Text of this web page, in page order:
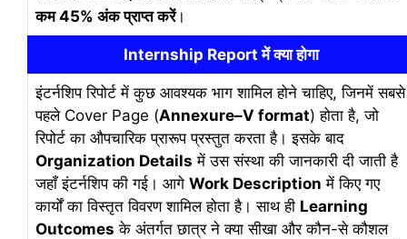
कम 45% अंक प्राप्त करें।
Internship Report में क्या होगा
इंटर्नशिप रिपोर्ट में कुछ आवश्यक भाग शामिल होने चाहिए, जिनमें सबसे
पहले Cover Page (Annexure–V format) होता है, जो
रिपोर्ट का औपचारिक प्रारूप प्रस्तुत करता है। इसके बाद
Organization Details में उस संस्था की जानकारी दी जाती है
जहाँ इंटर्नशिप की गई। आगे Work Description में किए गए
कार्यों का विस्तृत विवरण शामिल होता है। साथ ही Learning
Outcomes के अंतर्गत छात्र ने क्या सीखा और कौन-से कौशल